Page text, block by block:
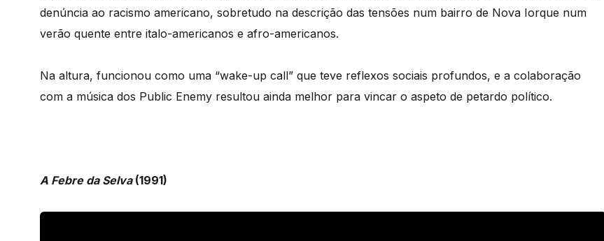
denúncia ao racismo americano, sobretudo na descrição das tensões num bairro de Nova Iorque num
verão quente entre italo-americanos e afro-americanos.
Na altura, funcionou como uma “wake-up call” que teve reflexos sociais profundos, e a colaboração
com a música dos Public Enemy resultou ainda melhor para vincar o aspeto de petardo político.
A Febre da Selva(1991)